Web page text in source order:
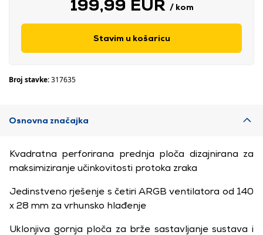
199,99 EUR / kom
Stavim u košaricu
Broj stavke:317635
Osnovna značajka
Kvadratna perforirana prednja ploča dizajnirana za
maksimiziranje učinkovitosti protoka zraka
Jedinstveno rješenje s četiri ARGB ventilatora od 140
x 28 mm za vrhunsko hlađenje
Uklonjiva gornja ploča za brže sastavljanje sustava i